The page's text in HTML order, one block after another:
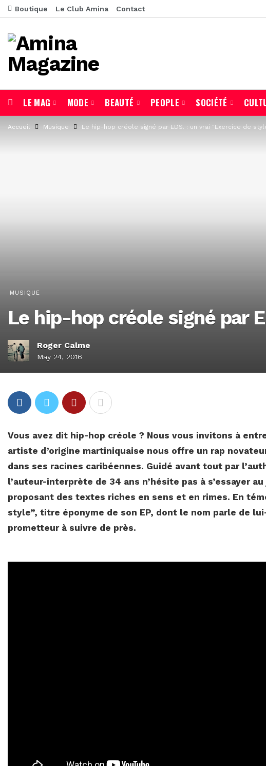
Boutique Le Club Amina Contact
LE MAG MODE BEAUTÉ PEOPLE SOCIÉTÉ
Accueil Musique Le hip-hop créole signé par EDS. : un vrai "Exercice de
MUSIQUE
Le hip-hop créole signé par
Roger Calme
May 24, 2016
Vous avez dit hip-hop créole ? Nous vous invitons à
artiste d’origine martiniquaise nous offre un rap
dans ses racines caribéennes. Guidé avant tout par
l’auteur-interprète de 34 ans n’hésite pas à s’essayer
proposant des textes riches en sens et en rimes. En
style”, titre éponyme de son EP, dont le nom parle de
prometteur à suivre de près.